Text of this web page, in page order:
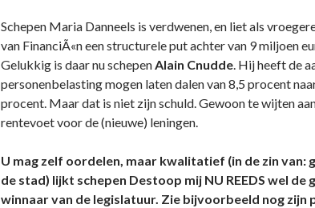
Schepen Maria Danneels is verdwenen, en liet als
van FinanciÃ«n een structurele put achter van 9 miljoen
Gelukkig is daar nu schepenAlain Cnudde. Hij heeft de
personenbelasting mogen laten dalen van 8,5 procent
procent. Maar dat is niet zijn schuld. Gewoon te wijten
rentevoet voor de (nieuwe) leningen.
U mag zelf oordelen, maar kwalitatief (in de zin van:
de stad) lijkt schepen Destoop mij NU REEDS wel de
winnaar van de legislatuur. Zie bijvoorbeeld nog zijn